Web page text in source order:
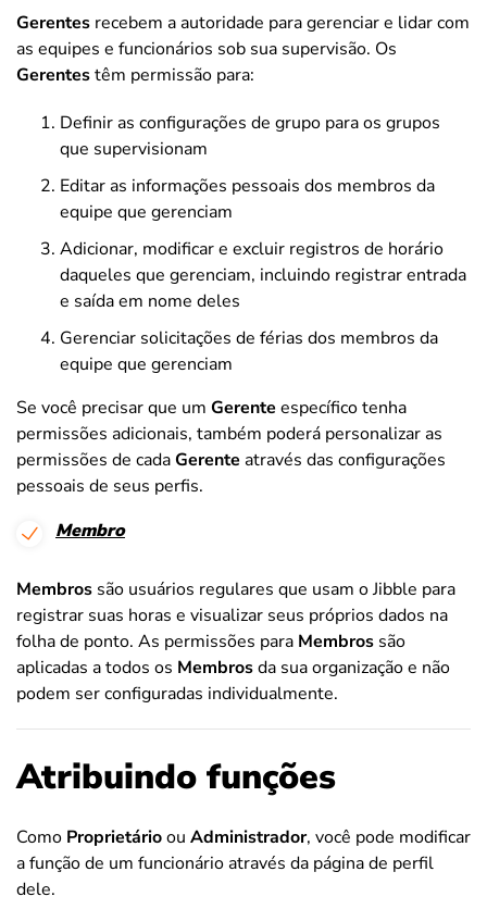
Gerentes recebem a autoridade para gerenciar e lidar com
as equipes e funcionários sob sua supervisão. Os
Gerentestêm permissão para:
Definir as configurações de grupo para os grupos
que supervisionam
Editar as informações pessoais dos membros da
equipe que gerenciam
Adicionar, modificar e excluir registros de horário
daqueles que gerenciam, incluindo registrar entrada
e saída em nome deles
Gerenciar solicitações de férias dos membros da
equipe que gerenciam
Se você precisar que um Gerente específico tenha
permissões adicionais, também poderá personalizar as
permissões de cadaGerente através das configurações
pessoais de seus perfis.
Membro
Membros são usuários regulares que usam o Jibble para
registrar suas horas e visualizar seus próprios dados na
folha de ponto. As permissões para Membros são
aplicadas a todos os Membrosda sua organização e não
podem ser configuradas individualmente.
Atribuindo funções
Como Proprietárioou Administrador, você pode modificar
a função de um funcionário através da página de perfil
dele.